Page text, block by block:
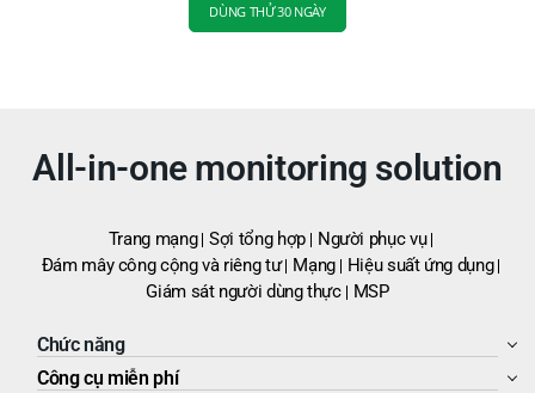
DÙNG THỬ 30 NGÀY
All-in-one monitoring solution
Trang mạng Sợi tổng hợp
Người phục vụ
Đám mây công cộng và riêng tư Mạng
Hiệu suất ứng dụng
Giám sát người dùng thực
MSP
Chức năng
Công cụ miễn phí